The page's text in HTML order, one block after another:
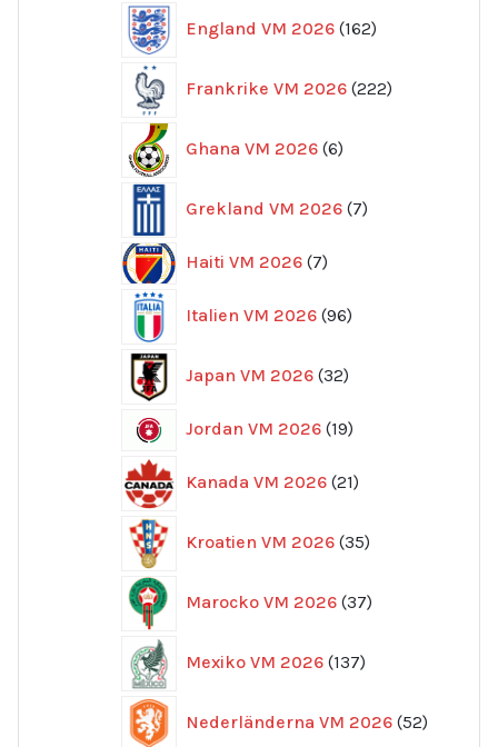
England VM 2026 162
produkter
Frankrike VM 2026 222
produkter
Ghana VM 2026 6
produkter
Grekland VM 2026 7
produkter
Haiti VM 2026 77
Italien VM 2026 96
produkter
Japan VM 2026 32
produkter
Jordan VM 2026 1919
Kanada VM 2026 21
produkter
Kroatien VM 2026 35
produkter
Marocko VM 2026 37
produkter
Mexiko VM 2026 137
produkter
Nederländerna VM 2026 52